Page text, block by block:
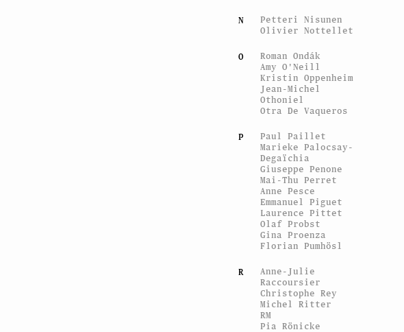
N
Petteri Nisunen
Olivier Nottellet
O
Roman Ondák
Amy O'Neill
Kristin Oppenheim
Jean-Michel
Othoniel
Otra De Vaqueros
P
Paul Paillet
Marieke Palocsay-
Degaïchia
Giuseppe Penone
Mai-Thu Perret
Anne Pesce
Emmanuel Piguet
Laurence Pittet
Olaf Probst
Gina Proenza
Florian Pumhösl
R
Anne-Julie
Raccoursier
Christophe Rey
Michel Ritter
RM
Pia Rönicke